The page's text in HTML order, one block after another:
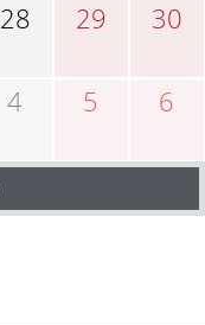
28 29 30
4 5 6